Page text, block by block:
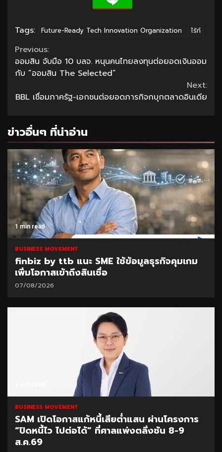
Tags: Future-Ready Tech Innovation Organization ไร้ท์
Continue
Reading
Previous:
ออมสิน จับมือ 10 บลจ. หนุนคนไทยลงทุนต่อยอดเงินออม
กับ ”ออมสิน The Selected”
Next:
BBL เชื่อมภาครัฐ-เอกชนต่อยอดภารกิจกบุกตลาดอินเดีย
ข่าวอื่นๆ ที่น่าอ่าน
1 min read
BUSINESS MOVEMENT
finbiz by ttb แนะ SME ใช้ข้อมูลธุรกิจคุมเกม
เพิ่มโอกาสเข้าถึงสินเชื่อ
07/08/2026
BUSINESS MOVEMENT
SAM เปิดโอกาสแก้หนี้เสียต่ำแสน ผ่านโครงการ
“ปิดหนี้ไว ไปต่อได้” ที่ศาลแพ่งตลิ่งชัน 8-9
ส.ค.69